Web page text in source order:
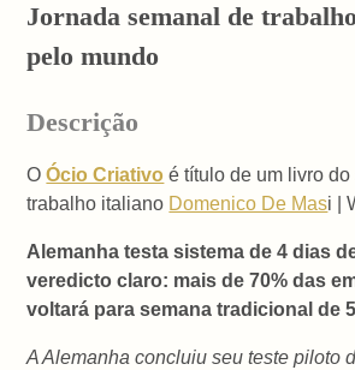
Jornada semanal de
pelo mundo
Descrição
O Ócio Criativo é título de um livro
trabalho italiano Domenico De Masi |
Alemanha testa sistema de 4 dias
veredicto claro: mais de 70% das
voltará para semana tradicional de
A Alemanha concluiu seu teste piloto